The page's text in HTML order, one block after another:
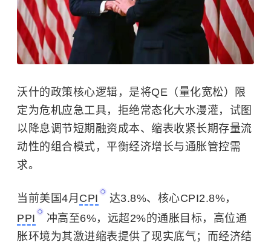
沃什的政策核心逻辑，是将QE（量化宽松）限
定为危机应急工具，拒绝常态化大水漫灌，试图
以降息调节短期融资成本、缩表收紧长期存量流
动性的组合模式，平衡经济增长与通胀管控需
求。
当前美国4月 CPI
达3.8%、核心CPI2.8%，
PPI
冲高至6%，远超2%的通胀目标，高位通
胀环境为其激进缩表提供了现实底气；而经济结